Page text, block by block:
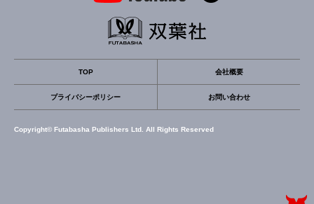
TOP 会社概要
プライバシーポリシー お問い合わせ
Copyright© Futabasha Publishers Ltd. All Rights Reserved